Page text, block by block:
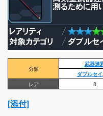
分類
武器迷
ダブルセ
レア
8
[添付]